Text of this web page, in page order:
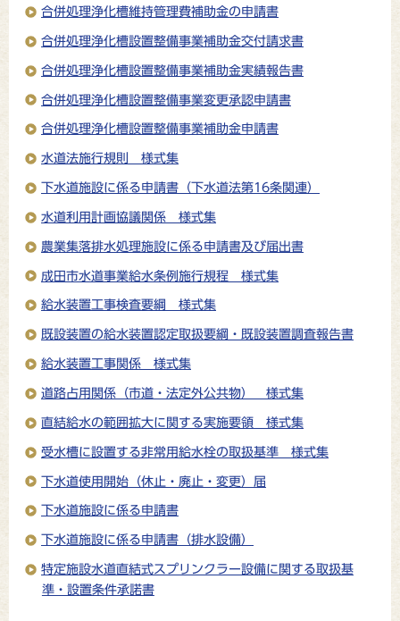
合併処理浄化槽維持管理費補助金の申請書
合併処理浄化槽設置整備事業補助金交付請求書
合併処理浄化槽設置整備事業補助金実績報告書
合併処理浄化槽設置整備事業変更承認申請書
合併処理浄化槽設置整備事業補助金申請書
水道法施行規則 様式集
下水道施設に係る申請書（下水道法第16条関連）
水道利用計画協議関係 様式集
農業集落排水処理施設に係る申請書及び届出書
成田市水道事業給水条例施行規程 様式集
給水装置工事検査要綱 様式集
既設装置の給水装置認定取扱要綱・既設装置調査報告書
給水装置工事関係 様式集
道路占用関係（市道・法定外公共物） 様式集
直結給水の範囲拡大に関する実施要領 様式集
受水槽に設置する非常用給水栓の取扱基準 様式集
下水道使用開始（休止・廃止・変更）届
下水道施設に係る申請書
下水道施設に係る申請書（排水設備）
特定施設水道直結式スプリンクラー設備に関する取扱基
準・設置条件承諾書